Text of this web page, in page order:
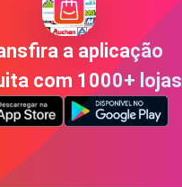
a aplicação
com 1000+ lojas